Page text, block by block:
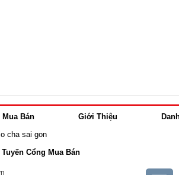
Mua Bán Giới Thiệu
cha sai gon
Cổng Mua Bán